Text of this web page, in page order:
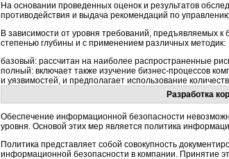
На основании проведенных оценок и результатов
противодействия и выдача рекомендаций по
В зависимости от уровня требований, предъявляемых к
степенью глубины и с применением различных методик:
базовый: рассчитан на наиболее распространенные
полный: включает также изучение бизнес-процессов
и уязвимостей, и предполагает использование
Разработка
Обеспечение информационной безопасности
уровня. Основой этих мер является политика
Политика представляет собой совокупность
информационной безопасности в компании. Принятие